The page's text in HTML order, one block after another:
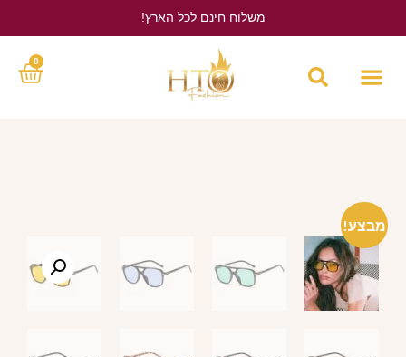
משלוח חינם לכל הארץ!
0
מבצע!